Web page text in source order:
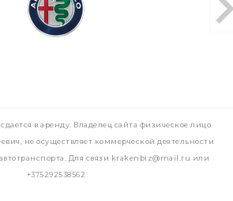
в аренду. Владелец сайта физическое лицо
не осуществляет коммерческой деятельности
Для связи krakenbiz@mail.ru или
+375292538562